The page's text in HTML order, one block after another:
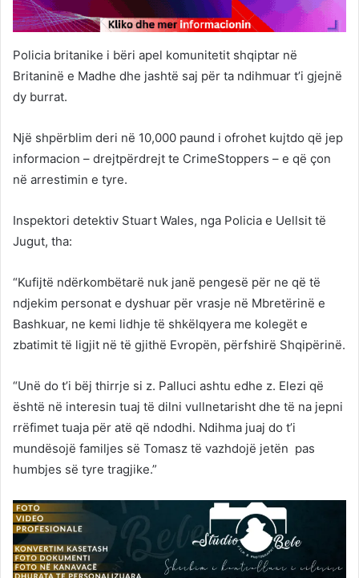
Policia britanike i bëri apel komunitetit shqiptar në
Britaninë e Madhe dhe jashtë saj për ta ndihmuar t’i gjejnë
dy burrat.
Një shpërblim deri në 10,000 paund i ofrohet kujtdo që jep
informacion – drejtpërdrejt te CrimeStoppers – e që çon
në arrestimin e tyre.
Inspektori detektiv Stuart Wales, nga Policia e Uellsit të
Jugut, tha:
“Kufijtë ndërkombëtarë nuk janë pengesë për ne që të
ndjekim personat e dyshuar për vrasje në Mbretërinë e
Bashkuar, ne kemi lidhje të shkëlqyera me kolegët e
zbatimit të ligjit në të gjithë Evropën, përfshirë Shqipërinë.
“Unë do t’i bëj thirrje si z. Palluci ashtu edhe z. Elezi që
është në interesin tuaj të dilni vullnetarisht dhe të na jepni
rrëfimet tuaja për atë që ndodhi. Ndihma juaj do t’i
mundësojë familjes së Tomasz të vazhdojë jetën pas
humbjes së tyre tragjike.”